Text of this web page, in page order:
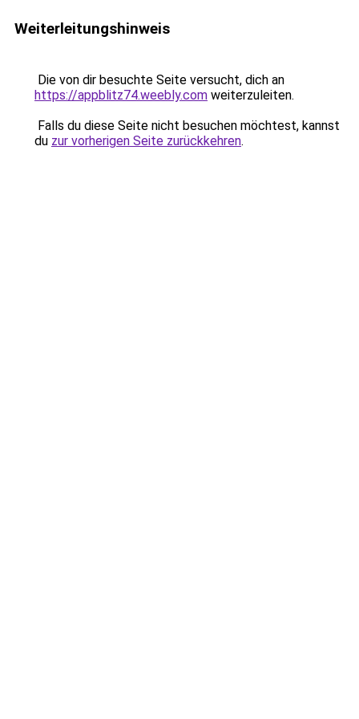
Weiterleitungshinweis
Die von dir besuchte Seite versucht, dich an
https://appblitz74.weebly.com weiterzuleiten.
Falls du diese Seite nicht besuchen möchtest, kannst
du zur vorherigen Seite zurückkehren.